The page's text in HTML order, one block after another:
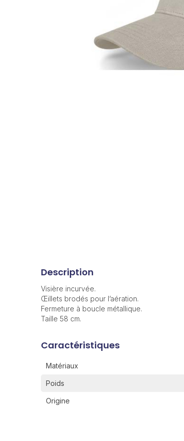
Description
Visière incurvée.
Œillets brodés pour l’aération.
Fermeture à boucle métallique.
Taille 58 cm.
Caractéristiques
Matériaux
Poids
Origine